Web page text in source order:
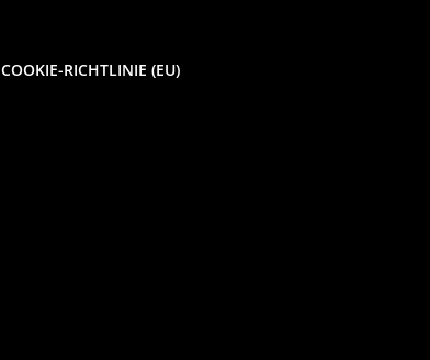
COOKIE-RICHTLINIE (EU)